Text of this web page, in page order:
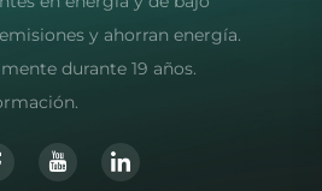
y ahorran energía.
durante 19 años.